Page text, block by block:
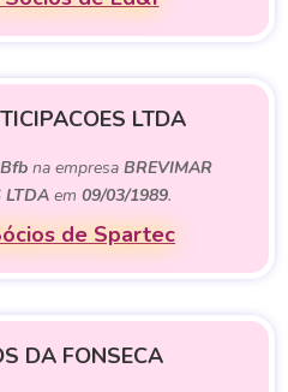
LTDA
Bfbna empresa BREVIMAR
LTDAem 09/03/1989.
de Spartec
DA FONSECA